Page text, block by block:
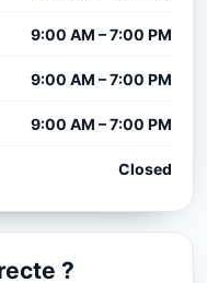
9:00 AM – 7:00 PM
9:00 AM – 7:00 PM
9:00 AM – 7:00 PM
Closed
?